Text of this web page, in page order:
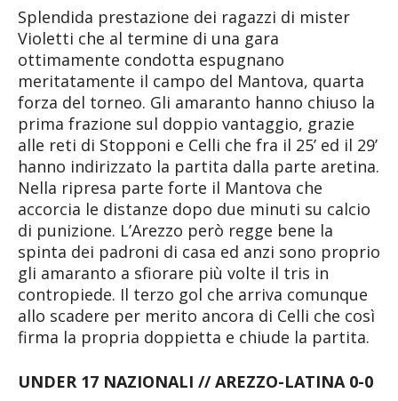
Splendida prestazione dei ragazzi di mister
Violetti che al termine di una gara
ottimamente condotta espugnano
meritatamente il campo del Mantova, quarta
forza del torneo. Gli amaranto hanno chiuso la
prima frazione sul doppio vantaggio, grazie
alle reti di Stopponi e Celli che fra il 25’ ed il 29’
hanno indirizzato la partita dalla parte aretina.
Nella ripresa parte forte il Mantova che
accorcia le distanze dopo due minuti su calcio
di punizione. L’Arezzo però regge bene la
spinta dei padroni di casa ed anzi sono proprio
gli amaranto a sfiorare più volte il tris in
contropiede. Il terzo gol che arriva comunque
allo scadere per merito ancora di Celli che così
firma la propria doppietta e chiude la partita.
UNDER 17 NAZIONALI // AREZZO-LATINA 0-0